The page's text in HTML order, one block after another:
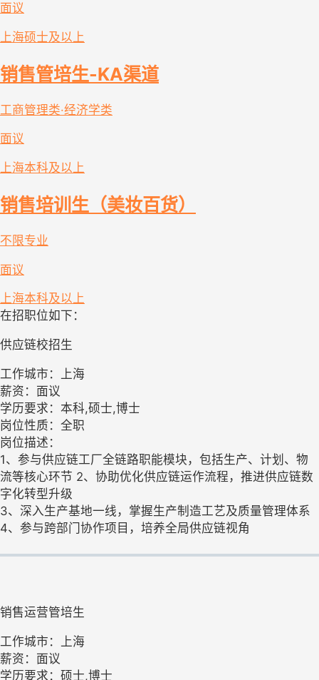
面议
上海硕士及以上
销售管培生-KA渠道
工商管理类·经济学类
面议
上海本科及以上
销售培训生（美妆百货）
不限专业
面议
上海本科及以上
在招职位如下：
供应链校招生
工作城市：上海
薪资：面议
学历要求：本科,硕士,博士
岗位性质：全职
岗位描述：
1、参与供应链工厂全链路职能模块，包括生产、计划、物
流等核心环节 2、协助优化供应链运作流程，推进供应链数
字化转型升级
3、深入生产基地一线，掌握生产制造工艺及质量管理体系
4、参与跨部门协作项目，培养全局供应链视角
销售运营管培生
工作城市：上海
薪资：面议
学历要求：硕士,博士